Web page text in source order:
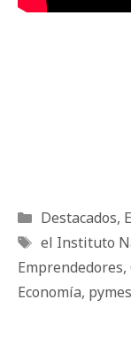
Categorías
Destacados,
Etiquetas
el Instituto
Emprendedores,
Economía, pymes